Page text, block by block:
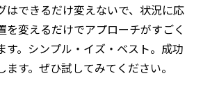
はできるだけ変えないで、状況に応
を変えるだけでアプローチがすごく
す。シンプル・イズ・ベスト。成功
す。ぜひ試してみてください。